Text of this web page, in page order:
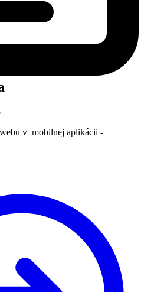
v mobilnej aplikácii -